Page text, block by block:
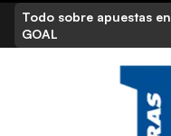
Todo sobre apuestas en
GOAL